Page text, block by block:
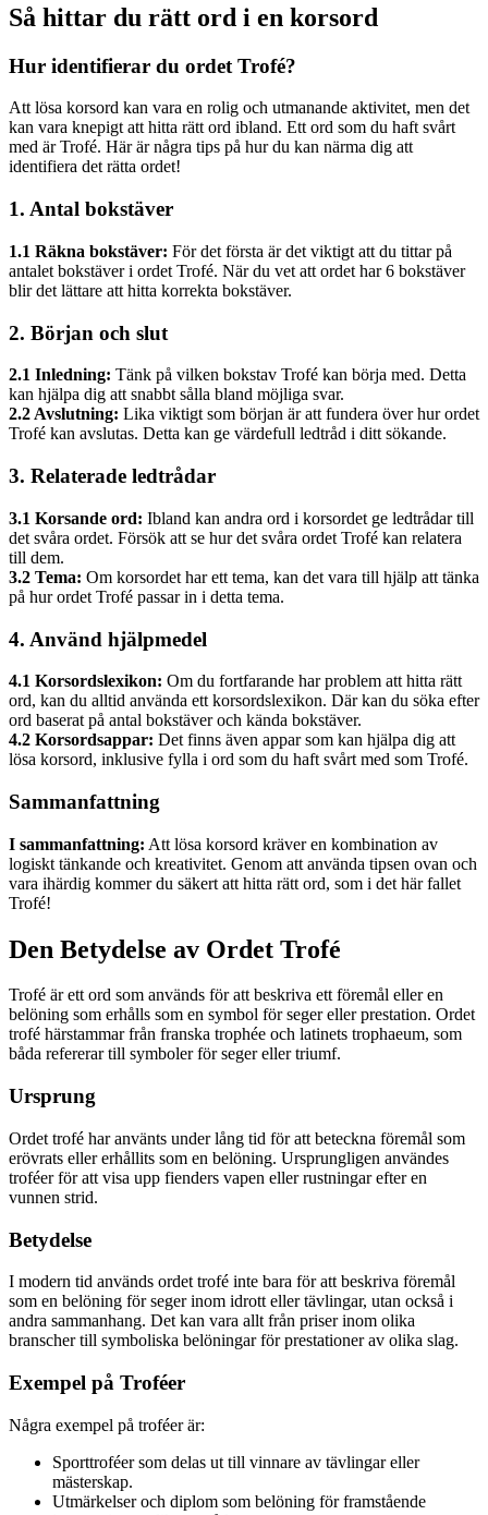
Så hittar du rätt ord i en korsord
Hur identifierar du ordet Trofé?
Att lösa korsord kan vara en rolig och utmanande aktivitet, men det
kan vara knepigt att hitta rätt ord ibland. Ett ord som du haft svårt
med är Trofé. Här är några tips på hur du kan närma dig att
identifiera det rätta ordet!
1. Antal bokstäver
1.1 Räkna bokstäver: För det första är det viktigt att du tittar på
antalet bokstäver i ordet Trofé. När du vet att ordet har 6 bokstäver
blir det lättare att hitta korrekta bokstäver.
2. Början och slut
2.1 Inledning: Tänk på vilken bokstav Trofé kan börja med. Detta
kan hjälpa dig att snabbt sålla bland möjliga svar.
2.2 Avslutning: Lika viktigt som början är att fundera över hur ordet
Trofé kan avslutas. Detta kan ge värdefull ledtråd i ditt sökande.
3. Relaterade ledtrådar
3.1 Korsande ord: Ibland kan andra ord i korsordet ge ledtrådar till
det svåra ordet. Försök att se hur det svåra ordet Trofé kan relatera
till dem.
3.2 Tema: Om korsordet har ett tema, kan det vara till hjälp att tänka
på hur ordet Trofé passar in i detta tema.
4. Använd hjälpmedel
4.1 Korsordslexikon: Om du fortfarande har problem att hitta rätt
ord, kan du alltid använda ett korsordslexikon. Där kan du söka efter
ord baserat på antal bokstäver och kända bokstäver.
4.2 Korsordsappar: Det finns även appar som kan hjälpa dig att
lösa korsord, inklusive fylla i ord som du haft svårt med som Trofé.
Sammanfattning
I sammanfattning: Att lösa korsord kräver en kombination av
logiskt tänkande och kreativitet. Genom att använda tipsen ovan och
vara ihärdig kommer du säkert att hitta rätt ord, som i det här fallet
Trofé!
Den Betydelse av Ordet Trofé
Trofé är ett ord som används för att beskriva ett föremål eller en
belöning som erhålls som en symbol för seger eller prestation. Ordet
trofé härstammar från franska trophée och latinets trophaeum, som
båda refererar till symboler för seger eller triumf.
Ursprung
Ordet trofé har använts under lång tid för att beteckna föremål som
erövrats eller erhållits som en belöning. Ursprungligen användes
troféer för att visa upp fienders vapen eller rustningar efter en
vunnen strid.
Betydelse
I modern tid används ordet trofé inte bara för att beskriva föremål
som en belöning för seger inom idrott eller tävlingar, utan också i
andra sammanhang. Det kan vara allt från priser inom olika
branscher till symboliska belöningar för prestationer av olika slag.
Exempel på Troféer
Några exempel på troféer är:
Sporttroféer som delas ut till vinnare av tävlingar eller
mästerskap.
Utmärkelser och diplom som belöning för framstående